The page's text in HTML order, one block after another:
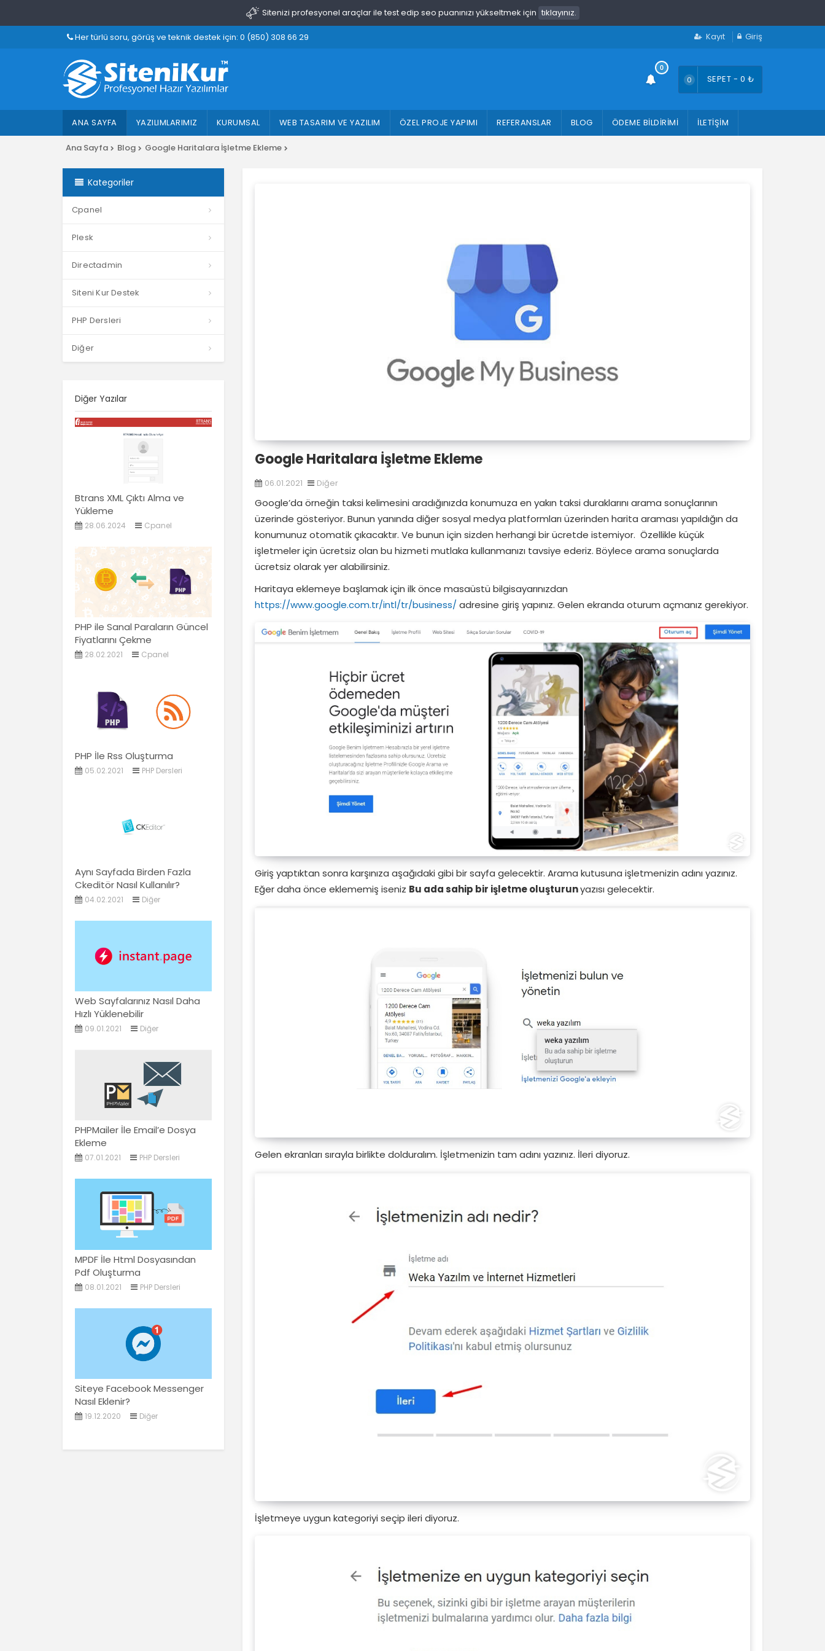
Sitenizi profesyonel araçlar ile test edip seo puanınızı yükseltmek için tıklayınız.
Her türlü soru, görüş ve teknik destek için: 0 (850) 308 66 29 Kayıt Giriş
0 SEPET - 0 ₺
ANA SAYFA YAZILIMLARIMIZ KURUMSAL WEB TASARIM VE YAZILIM ÖZEL PROJE YAPIMI REFERANSLAR BLOG ÖDEME BILDIRIMI İLETIŞIM
Ana Sayfa Blog Google Haritalara İşletme Ekleme
Kategoriler
Cpanel
Plesk
Directadmin
Siteni Kur Destek
PHP Dersleri
Diğer
Diğer Yazılar
Btrans XML Çıktı Alma ve
Yükleme
28.06.2024 Cpanel
PHP ile Sanal Paraların Güncel
Fiyatlarını Çekme
28.02.2021 Cpanel
PHP İle Rss Oluşturma
05.02.2021 PHP Dersleri
Aynı Sayfada Birden Fazla
Ckeditör Nasıl Kullanılır?
04.02.2021 Diğer
Web Sayfalarınız Nasıl Daha
Hızlı Yüklenebilir
09.01.2021 Diğer
PHPMailer İle Email’e Dosya
Ekleme
07.01.2021 PHP Dersleri
MPDF İle Html Dosyasından
Pdf Oluşturma
08.01.2021 PHP Dersleri
Siteye Facebook Messenger
Nasıl Eklenir?
19.12.2020 Diğer
Google Haritalara İşletme Ekleme
06.01.2021 Diğer
Google’da örneğin taksi kelimesini aradığınızda konumuza en yakın taksi duraklarını arama sonuçlarının
üzerinde gösteriyor. Bunun yanında diğer sosyal medya platformları üzerinden harita araması yapıldığın da
konumunuz otomatik çıkacaktır. Ve bunun için sizden herhangi bir ücretde istemiyor. Özellikle küçük
işletmeler için ücretsiz olan bu hizmeti mutlaka kullanmanızı tavsiye ederiz. Böylece arama sonuçlarda
ücretsiz olarak yer alabilirsiniz.
Haritaya eklemeye başlamak için ilk önce masaüstü bilgisayarınızdan
https://www.google.com.tr/intl/tr/business/adresine giriş yapınız. Gelen ekranda oturum açmanız gerekiyor.
Giriş yaptıktan sonra karşınıza aşağıdaki gibi bir sayfa gelecektir. Arama kutusuna işletmenizin adını yazınız.
Eğer daha önce eklememiş iseniz Bu ada sahip bir işletme oluşturunyazısı gelecektir.
Gelen ekranları sırayla birlikte dolduralım. İşletmenizin tam adını yazınız. İleri diyoruz.
İşletmeye uygun kategoriyi seçip ileri diyoruz.